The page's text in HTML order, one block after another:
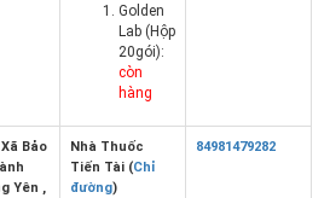
Golden
Lab (Hộp
20gói):
còn
hàng
Bảo
Yên ,
Nhà Thuốc
Tiến Tài (Chỉ
đường)
84981479282